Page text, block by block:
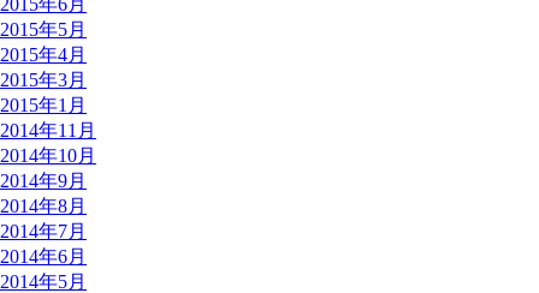
2015年6月
2015年5月
2015年4月
2015年3月
2015年1月
2014年11月
2014年10月
2014年9月
2014年8月
2014年7月
2014年6月
2014年5月